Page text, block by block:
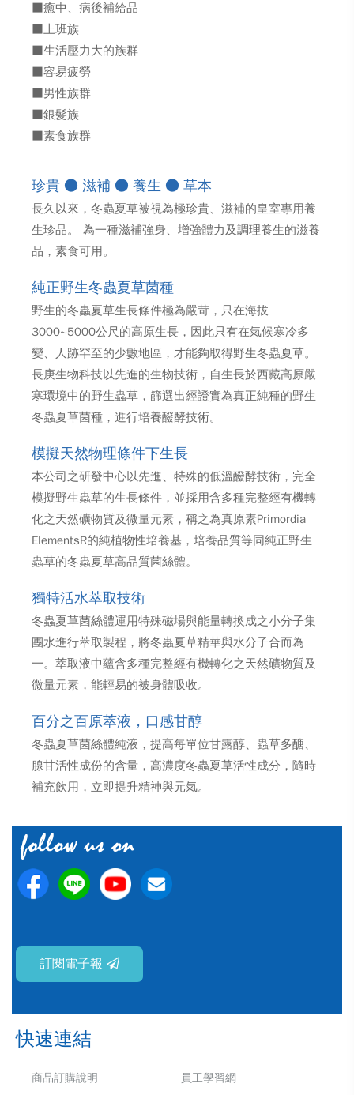
■癒中、病後補給品
■上班族
■生活壓力大的族群
■容易疲勞
■男性族群
■銀髮族
■素食族群
珍貴 ● 滋補 ● 養生 ● 草本
長久以來，冬蟲夏草被視為極珍貴、滋補的皇室專用養
生珍品。 為一種滋補強身、增強體力及調理養生的滋養
品，素食可用。
純正野生冬蟲夏草菌種
野生的冬蟲夏草生長條件極為嚴苛，只在海拔
3000~5000公尺的高原生長，因此只有在氣候寒冷多
變、人跡罕至的少數地區，才能夠取得野生冬蟲夏草。
長庚生物科技以先進的生物技術，自生長於西藏高原嚴
寒環境中的野生蟲草，篩選出經證實為真正純種的野生
冬蟲夏草菌種，進行培養醱酵技術。
模擬天然物理條件下生長
本公司之研發中心以先進、特殊的低溫醱酵技術，完全
模擬野生蟲草的生長條件，並採用含多種完整經有機轉
化之天然礦物質及微量元素，稱之為真原素Primordia
ElementsR的純植物性培養基，培養品質等同純正野生
蟲草的冬蟲夏草高品質菌絲體。
獨特活水萃取技術
冬蟲夏草菌絲體運用特殊磁場與能量轉換成之小分子集
團水進行萃取製程，將冬蟲夏草精華與水分子合而為
一。萃取液中蘊含多種完整經有機轉化之天然礦物質及
微量元素，能輕易的被身體吸收。
百分之百原萃液，口感甘醇
冬蟲夏草菌絲體純液，提高每單位甘露醇、蟲草多醣、
腺甘活性成份的含量，高濃度冬蟲夏草活性成分，隨時
補充飲用，立即提升精神與元氣。
訂閱電子報
快速連結
商品訂購說明 員工學習網